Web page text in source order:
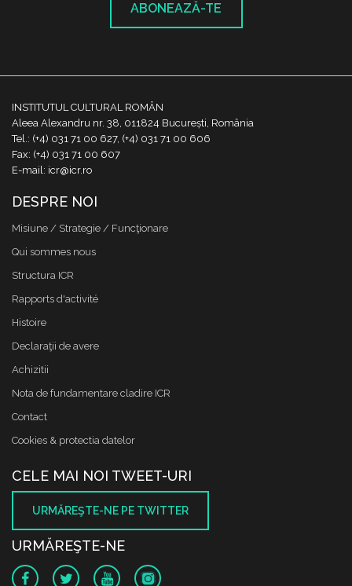
ABONEAZĂ-TE
INSTITUTUL CULTURAL ROMÂN
Aleea Alexandru nr. 38, 011824 București, România
Tel.: (+4) 031 71 00 627, (+4) 031 71 00 606
Fax: (+4) 031 71 00 607
E-mail: icr@icr.ro
DESPRE NOI
Misiune / Strategie / Funcţionare
Qui sommes nous
Structura ICR
Rapports d'activité
Histoire
Declaraţii de avere
Achizitii
Nota de fundamentare cladire ICR
Contact
Cookies & protectia datelor
CELE MAI NOI TWEET-URI
URMĂREŞTE-NE PE TWITTER
URMĂREŞTE-NE